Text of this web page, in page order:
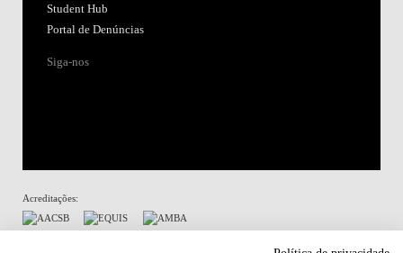
Student Hub
Portal de Denúncias
Siga-nos
Acreditações: